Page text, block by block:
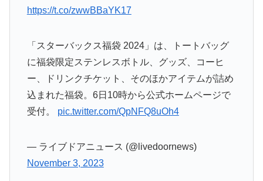
https://t.co/zwwBBaYK17
「スターバックス福袋 2024」は、トートバッグ
に福袋限定ステンレスボトル、グッズ、コーヒ
ー、ドリンクチケット、そのほかアイテムが詰め
込まれた福袋。6日10時から公式ホームページで
受付。 pic.twitter.com/QpNFQ8uOh4
— ライブドアニュース (@livedoornews)
November 3, 2023